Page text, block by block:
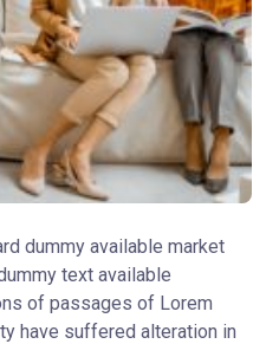
dummy available market
text available
of passages of Lorem
have suffered alteration in